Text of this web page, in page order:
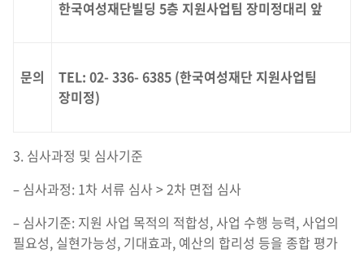
한국여성재단빌딩 5층 지원사업팀 장미정대리 앞
문의
TEL: 02- 336- 6385 (한국여성재단 지원사업팀
장미정)
3. 심사과정 및 심사기준
– 심사과정: 1차 서류 심사 > 2차 면접 심사
– 심사기준: 지원 사업 목적의 적합성, 사업 수행 능력, 사업의
필요성, 실현가능성, 기대효과, 예산의 합리성 등을 종합 평가